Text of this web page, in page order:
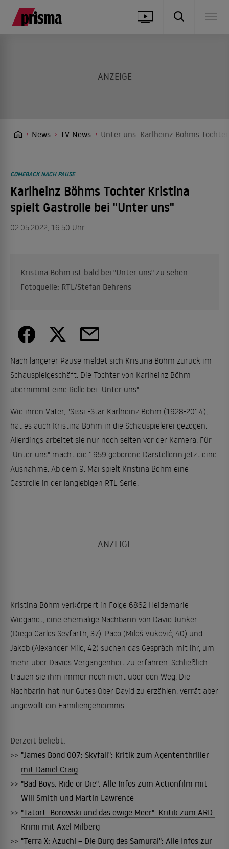
News TV-News Unter uns: Karlheinz Böhms
COMEBACK NACH PAUSE
Karlheinz Böhms Tochter Kristina
spielt Gastrolle bei "Unter uns"
02.05.2022, 16.50 Uhr
Kristina Böhm ist bald bei "Unter uns" zu sehen.
Fotoquelle: RTL/Stefan Behrens
Nach längerer Pause meldet sich Kristina Böhm zurück im
Schauspielgeschäft. Die Tochter von Karlheinz Böhm
übernimmt eine Rolle bei "Unter uns".
Wie ihren Vater, "Sissi"-Star Karlheinz Böhm (1928-2014),
hat es auch Kristina Böhm in die Schauspielerei gezogen.
Allerdings arbeitet sie nur noch selten vor der Kamera. Für
"Unter uns" macht die 1959 geborene Darstellerin jetzt eine
Ausnahme. Ab dem 9. Mai spielt Kristina Böhm eine
Gastrolle in der langlebigen RTL-Serie.
Kristina Böhm verkörpert in Folge 6862 Heidemarie
Wiegandt, eine ehemalige Nachbarin von David Junker
(Diego Carlos Seyfarth, 37). Paco (Miloš Vuković, 40) und
Jakob (Alexander Milo, 42) suchen das Gespräch mit ihr, um
mehr über Davids Vergangenheit zu erfahren. Schließlich
trauen sie ihm immer noch nicht über den Weg. Die
Nachbarin hat nur Gutes über David zu erzählen, verrät aber
ungewollt ein Familiengeheimnis.
Derzeit beliebt:
>> "James Bond 007: Skyfall": Kritik zum Agententhriller
mit Daniel Craig
>> "Bad Boys: Ride or Die": Alle Infos zum Actionfilm mit
Will Smith und Martin Lawrence
>> "Tatort: Borowski und das ewige Meer": Kritik zum ARD-
Krimi mit Axel Milberg
>> "Terra X: Azuchi – Die Burg des Samurai": Alle Infos zur